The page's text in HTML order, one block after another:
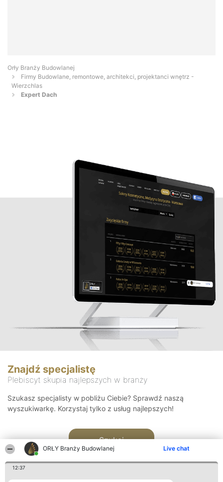
ORŁY Branży Budowlanej Live chat
12:37
Orły Branży Budowlanej
Firmy Budowlane, remontowe, architekci, projektanci wnętrz -
Wierzchlas
Expert Dach
Znajdź specjalistę
Plebiscyt skupia najlepszych w branży
Szukasz specjalisty w pobliżu Ciebie? Sprawdź naszą
wyszukiwarkę. Korzystaj tylko z usług najlepszych!
Szukaj